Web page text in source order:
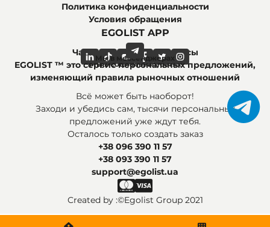
Политика конфиденциальности
Условия обращения
EGOLIST APP
Часто задаваемые вопросы
Мы в социальных сетях
Мы в мессенджерах
EGOLIST ™ это сервис персональных предложений,
изменяющий правила рыночных отношений
Всё может быть наоборот!
Заходи и убедись сам, тысячи персональных
предложений уже ждут тебя.
Осталось только создать заказ
+38 096 390 11 57
+38 093 390 11 57
support@egolist.ua
Created by :©Egolist Group 2021